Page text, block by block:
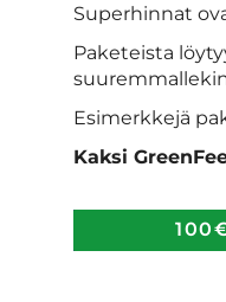
Superhinnat
Paketeista
Esimerkkejä
Kaksi